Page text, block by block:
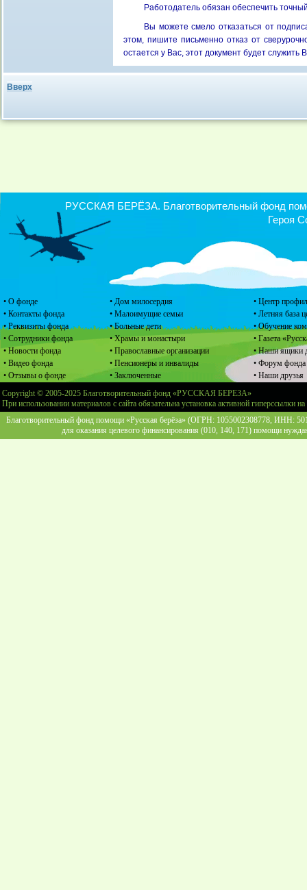
Работодатель обязан обеспечить
Вы можете смело отказаться от
этом, пишите письменно отказ от
остается у Вас, этот документ будет
Вверх
• О фонде
• Контакты фонда
• Реквизиты фонда
• Сотрудники фонда
• Новости фонда
• Видео фонда
• Отзывы о фонде
• Дом милосердия
• Малоимущие семьи
• Больные дети
• Храмы и монастыри
• Православные организации
• Пенсионеры и инвалиды
• Заключенные
• Центр
• Летняя база
• Обучение
• Газета
• Наши ящики
• Форум фонда
• Наши друзья
РУССКАЯ БЕРЁЗА. Благотворительный фонд
Героя
Copyright © 2005-2025 Благотворительный фонд «РУССКАЯ БЕРЕЗА»
При использовании материалов с сайта обязательна установка активной гиперссылки
Благотворительный фонд помощи «Русская берёза» (ОГРН: 1055002308778, ИНН:
для оказания целевого финансирования (010, 140, 171) помощи